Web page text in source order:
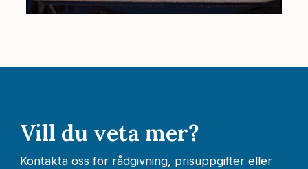
Vill du veta mer?
Kontakta oss för rådgivning, prisuppgifter eller